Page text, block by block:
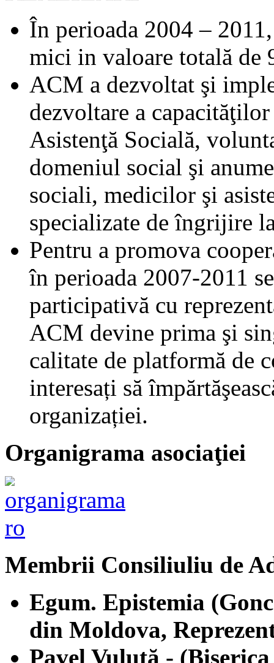
În perioada 2004 –
mici in valoare totală de
ACM a dezvoltat şi
dezvoltare a
Asistenţă Socială,
domeniul social şi
sociali, medicilor şi
specializate de îngrijire
Pentru a promova
în perioada 2007-2011
participativă cu
ACM devine prima şi
calitate de platformă de
interesați să
organizației.
Organigrama asociaţiei
Membrii Consiliuliu de
Egum. Epistemia
din Moldova,
Pavel Vuluţă -